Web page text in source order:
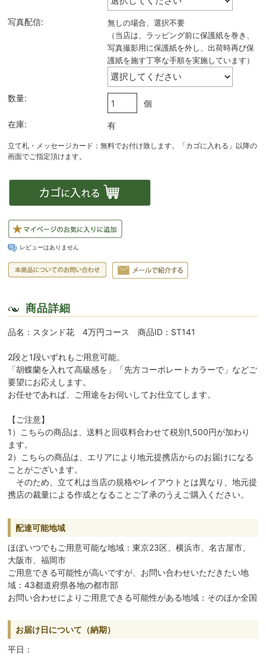
写真配信:
無しの場合、選択不要
（当店は、ラッピング前に保護紙を巻き、
写真撮影用に保護紙を外し、出荷時再び保
護紙を施す丁寧な手順を実施しています）
数量: 個
在庫: 有
レビューはありません
商品詳細
品名：スタンド花 4万円コース 商品ID：ST141
2段と1段いずれもご用意可能。
「胡蝶蘭を入れて高級感を」「先方コーポレートカラーで」などご
要望にお応えします。
お任せであれば、ご用途をお伺いしてお仕立てします。
【ご注意】
1）こちらの商品は、送料と回収料合わせて税別1,500円が加わり
ます。
2）こちらの商品は、エリアにより地元提携店からのお届けになる
ことがございます。
そのため、立て札は当店の規格やレイアウトとは異なり、地元提
携店の裁量による作成となることご了承のうえご購入ください。
配達可能地域
ほぼいつでもご用意可能な地域：東京23区、横浜市、名古屋市、
大阪市、福岡市
ご用意できる可能性が高いですが、お問い合わせいただきたい地
域：43都道府県各地の都市部
お問い合わせによりご用意できる可能性がある地域：そのほか全国
お届け日について（納期）
平日：